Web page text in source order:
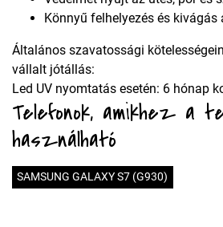
Könnyű felhelyezés és kivágás
Általános szavatossági
vállalt jótállás:
Led UV nyomtatás esetén: 6 hónap
Telefonok, amikhez a
használható
SAMSUNG GALAXY S7 (G930)